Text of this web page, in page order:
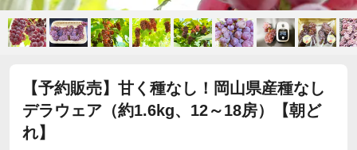
【予約販売】甘く種なし！岡山県産種なし
デラウェア（約1.6kg、12～18房）【朝ど
れ】